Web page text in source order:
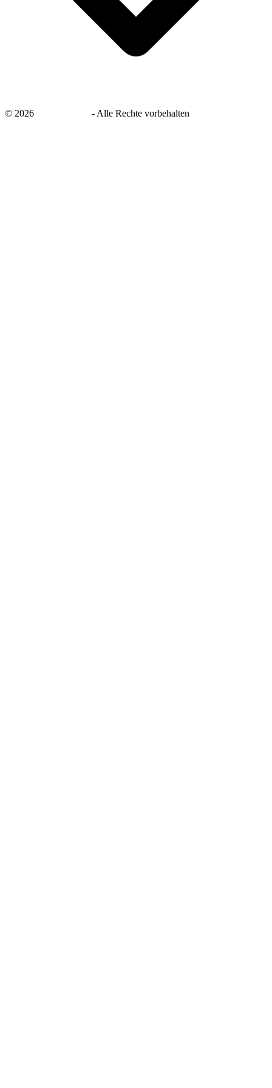
© 2026 - Alle Rechte vorbehalten